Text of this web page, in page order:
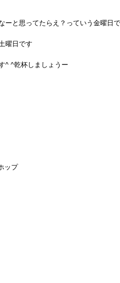
ーと思ってたらえ？っていう金曜日
曜日です
^ ^乾杯しましょうー
ップ